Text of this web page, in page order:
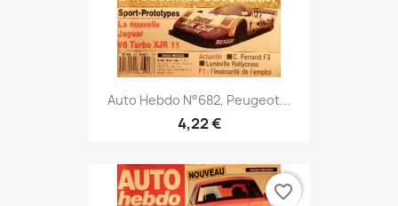
Auto Hebdo N°682, Peugeot...
4,22 €
favorite_border